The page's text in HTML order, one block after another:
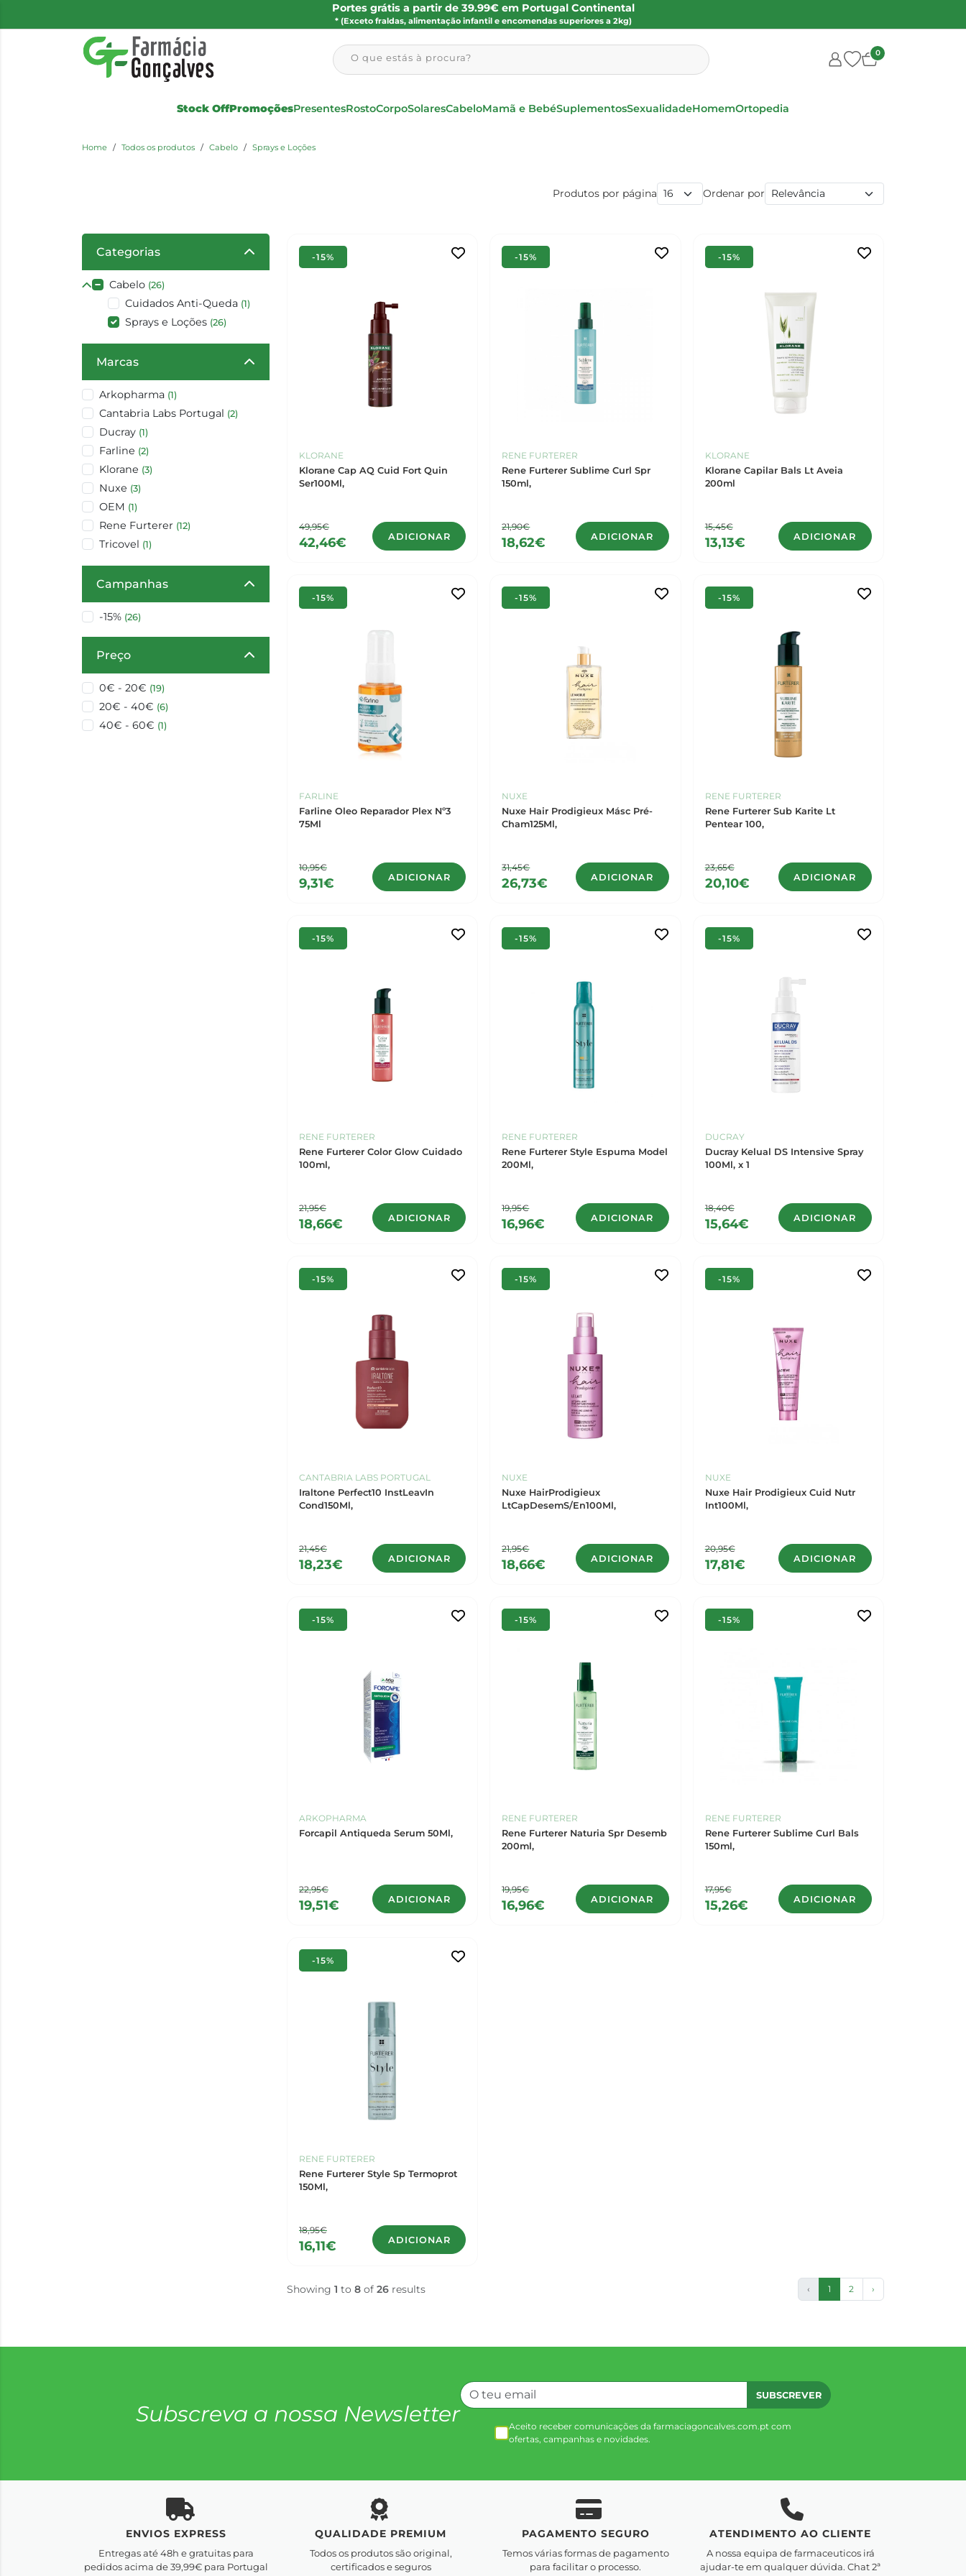
Portes grátis a partir de 39.99€ em Portugal Continental
* (Exceto fraldas, alimentação infantil e encomendas superiores a 2kg)
O que estás à procura? 0
Stock OffPromoçõesPresentesRostoCorpoSolaresCabeloMamã e BebéSuplementosSexualidadeHomemOrtopedia
Home Todos os produtos Cabelo Sprays e Loções
Produtos por página Ordenar por
Categorias
Cabelo (26)
Cuidados Anti-Queda (1)
Sprays e Loções (26)
Marcas
Arkopharma (1)
Cantabria Labs Portugal (2)
Ducray (1)
Farline (2)
Klorane (3)
Nuxe (3)
OEM (1)
Rene Furterer (12)
Tricovel (1)
Campanhas
-15% (26)
Preço
0€ - 20€ (19)
20€ - 40€ (6)
40€ - 60€ (1)
-15%
KLORANE
Klorane Cap AQ Cuid Fort Quin
Ser100Ml,
49,95€
42,46€ ADICIONAR
-15%
RENE FURTERER
Rene Furterer Sublime Curl Spr
150ml,
21,90€
18,62€ ADICIONAR
-15%
KLORANE
Klorane Capilar Bals Lt Aveia
200ml
15,45€
13,13€ ADICIONAR
-15%
FARLINE
Farline Oleo Reparador Plex Nº3
75Ml
10,95€
9,31€ ADICIONAR
-15%
NUXE
Nuxe Hair Prodigieux Másc Pré-
Cham125Ml,
31,45€
26,73€ ADICIONAR
-15%
RENE FURTERER
Rene Furterer Sub Karite Lt
Pentear 100,
23,65€
20,10€ ADICIONAR
-15%
RENE FURTERER
Rene Furterer Color Glow Cuidado
100ml,
21,95€
18,66€ ADICIONAR
-15%
RENE FURTERER
Rene Furterer Style Espuma Model
200Ml,
19,95€
16,96€ ADICIONAR
-15%
DUCRAY
Ducray Kelual DS Intensive Spray
100Ml, x 1
18,40€
15,64€ ADICIONAR
-15%
CANTABRIA LABS PORTUGAL
Iraltone Perfect10 InstLeavIn
Cond150Ml,
21,45€
18,23€ ADICIONAR
-15%
NUXE
Nuxe HairProdigieux
LtCapDesemS/En100Ml,
21,95€
18,66€ ADICIONAR
-15%
NUXE
Nuxe Hair Prodigieux Cuid Nutr
Int100Ml,
20,95€
17,81€ ADICIONAR
-15%
ARKOPHARMA
Forcapil Antiqueda Serum 50Ml,
22,95€
19,51€ ADICIONAR
-15%
RENE FURTERER
Rene Furterer Naturia Spr Desemb
200ml,
19,95€
16,96€ ADICIONAR
-15%
RENE FURTERER
Rene Furterer Sublime Curl Bals
150ml,
17,95€
15,26€ ADICIONAR
-15%
RENE FURTERER
Rene Furterer Style Sp Termoprot
150Ml,
18,95€
16,11€ ADICIONAR
Showing 1 to 8 of 26 results ‹ 1 2 ›
Subscreva a nossa Newsletter
SUBSCREVER
Aceito receber comunicações da farmaciagoncalves.com.pt com
ofertas, campanhas e novidades.
ENVIOS EXPRESS
Entregas até 48h e gratuitas para
pedidos acima de 39,99€ para Portugal
QUALIDADE PREMIUM
Todos os produtos são original,
certificados e seguros
PAGAMENTO SEGURO
Temos várias formas de pagamento
para facilitar o processo.
ATENDIMENTO AO CLIENTE
A nossa equipa de farmaceuticos irá
ajudar-te em qualquer dúvida. Chat 2ª